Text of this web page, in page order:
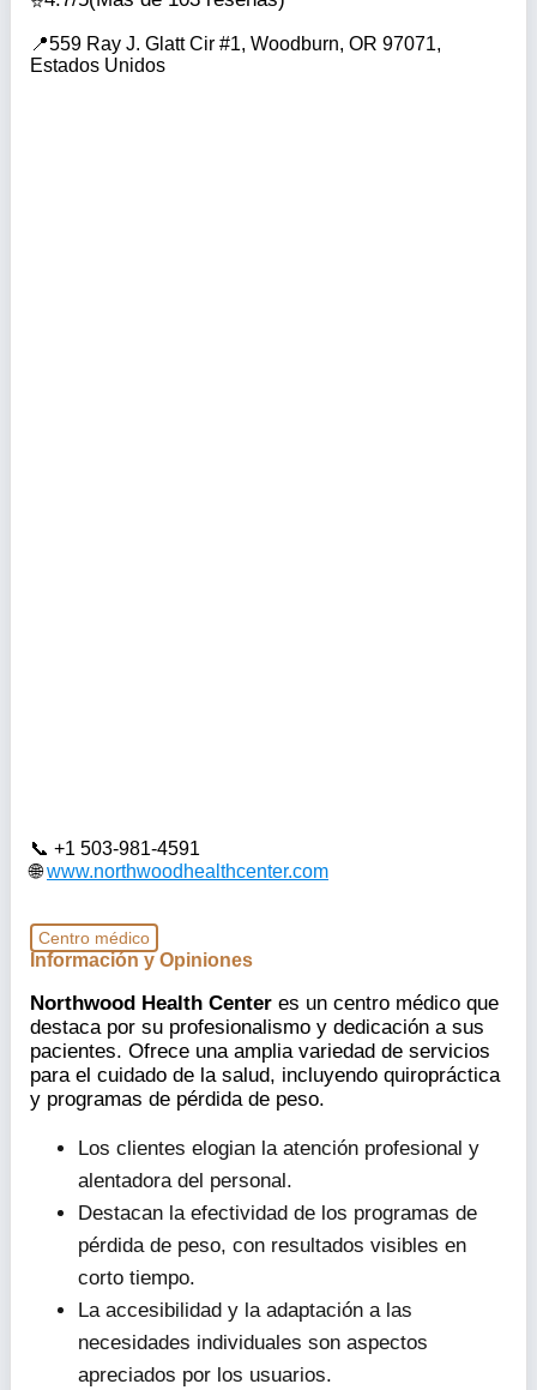
+1 503-981-4591
www.northwoodhealthcenter.com
559 Ray J. Glatt Cir #1, Woodburn, OR 97071,
Estados Unidos
Centro médico
Información y Opiniones
Northwood Health Center es un centro médico que
destaca por su profesionalismo y dedicación a sus
pacientes. Ofrece una amplia variedad de servicios
para el cuidado de la salud, incluyendo quiropráctica
y programas de pérdida de peso.
Los clientes elogian la atención profesional y
alentadora del personal.
Destacan la efectividad de los programas de
pérdida de peso, con resultados visibles en
corto tiempo.
La accesibilidad y la adaptación a las
necesidades individuales son aspectos
apreciados por los usuarios.